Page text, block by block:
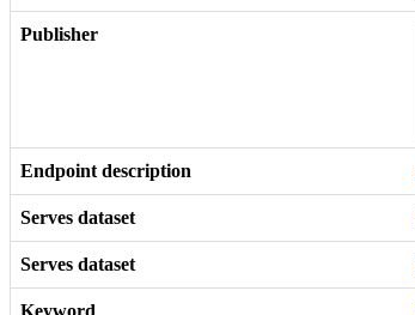
Publisher
Endpoint description
Serves dataset
Serves dataset
Keyword